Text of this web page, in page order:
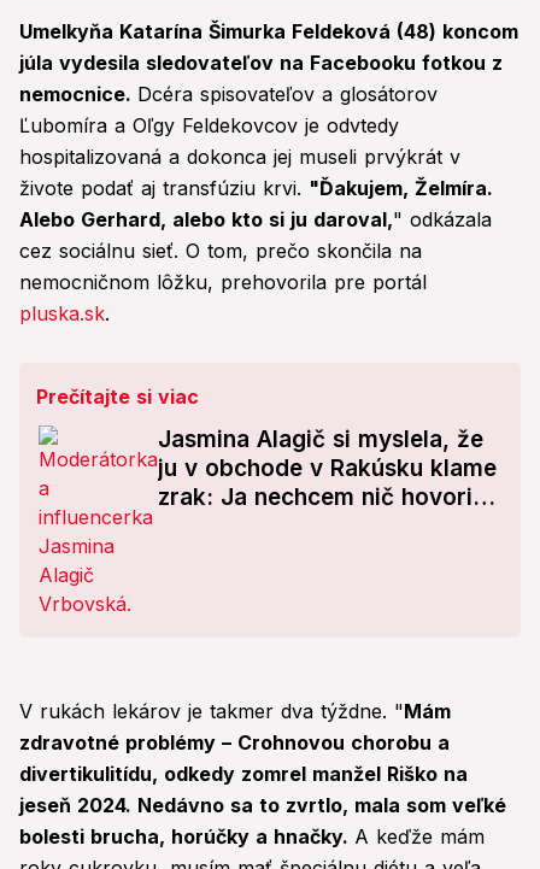
Umelkyňa Katarína Šimurka Feldeková (48) koncom
júla vydesila sledovateľov na Facebooku fotkou z
nemocnice. Dcéra spisovateľov a glosátorov
Ľubomíra a Oľgy Feldekovcov je odvtedy
hospitalizovaná a dokonca jej museli prvýkrát v
živote podať aj transfúziu krvi. "Ďakujem, Želmíra.
Alebo Gerhard, alebo kto si ju daroval," odkázala
cez sociálnu sieť. O tom, prečo skončila na
nemocničnom lôžku, prehovorila pre portál
pluska.sk.
Prečítajte si viac
Jasmina Alagič si myslela, že
ju v obchode v Rakúsku klame
zrak: Ja nechcem nič hovoriť,
V rukách lekárov je takmer dva týždne. "Mám
zdravotné problémy – Crohnovou chorobu a
divertikulitídu, odkedy zomrel manžel Riško na
jeseň 2024. Nedávno sa to zvrtlo, mala som veľké
bolesti brucha, horúčky a hnačky. A keďže mám